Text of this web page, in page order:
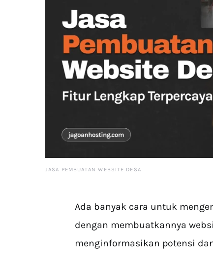
JASA PEMBUATAN WEBSITE DESA
Ada banyak cara untuk
dengan membuatkannya
menginformasikan potensi